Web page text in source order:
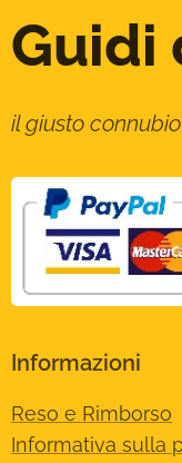
Guidi
il giusto
Informazioni
Reso e Rimborso
Informativa sulla